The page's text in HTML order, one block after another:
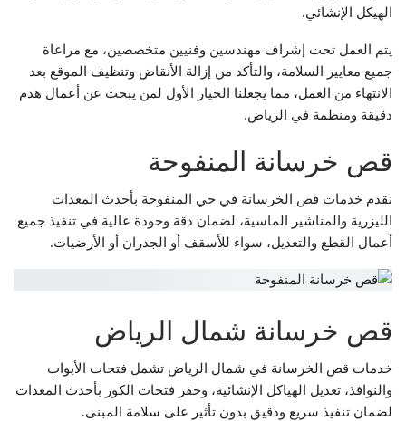
الهيكل الإنشائي.
يتم العمل تحت إشراف مهندسين وفنيين متخصصين، مع مراعاة
جميع معايير السلامة، والتأكد من إزالة الأنقاض وتنظيف الموقع بعد
الانتهاء من العمل، مما يجعلنا الخيار الأول لمن يبحث عن أعمال هدم
دقيقة ومنظمة في الرياض.
قص خرسانة المنفوحة
نقدم خدمات قص الخرسانة في حي المنفوحة بأحدث المعدات
الليزرية والمناشير الماسية، لضمان دقة وجودة عالية في تنفيذ جميع
أعمال القطع والتعديل، سواء للأسقف أو الجدران أو الأرضيات.
قص خرسانة شمال الرياض
خدمات قص الخرسانة في شمال الرياض تشمل فتحات الأبواب
والنوافذ، تعديل الهياكل الإنشائية، وحفر فتحات الكور بأحدث المعدات
لضمان تنفيذ سريع ودقيق بدون تأثير على سلامة المبنى.